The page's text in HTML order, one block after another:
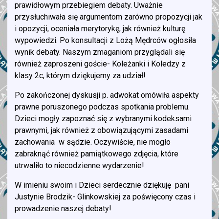
prawidłowym przebiegiem debaty. Uważnie
przysłuchiwała się argumentom zarówno propozycji jak
i opozycji, oceniała merytorykę, jak również kulturę
wypowiedzi. Po konsultacji z Lożą Mędrców ogłosiła
wynik debaty. Naszym zmaganiom przyglądali się
również zaproszeni goście- Koleżanki i Koledzy z
klasy 2c, którym dziękujemy za udział!
Po zakończonej dyskusji p. adwokat omówiła aspekty
prawne poruszonego podczas spotkania problemu.
Dzieci mogły zapoznać się z wybranymi kodeksami
prawnymi, jak również z obowiązującymi zasadami
zachowania w sądzie. Oczywiście, nie mogło
zabraknąć również pamiątkowego zdjęcia, które
utrwaliło to niecodzienne wydarzenie!
W imieniu swoim i Dzieci serdecznie dziękuję pani
Justynie Brodzik- Glinkowskiej za poświęcony czas i
prowadzenie naszej debaty!